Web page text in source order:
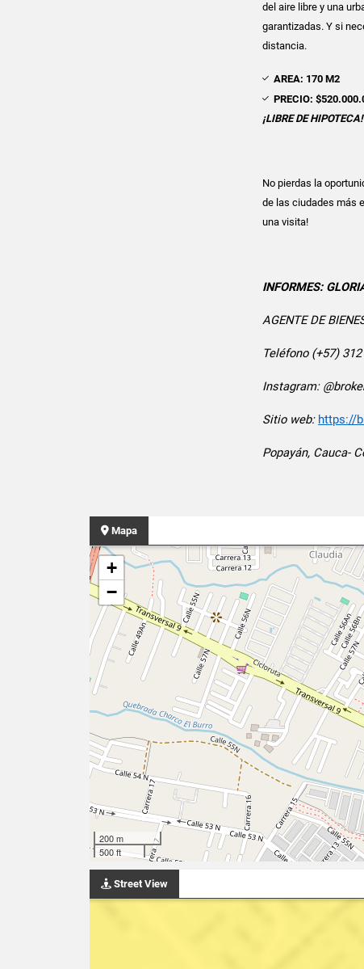
del aire libre y una
garantizadas. Y si
distancia.
AREA: 170 M2
PRECIO:
¡LIBRE DE HIPOTECA!
No pierdas la
de las ciudades más
una visita!
INFORMES:
AGENTE DE
Teléfono (+57)
Instagram:
Sitio web: https://
Popayán, Cauca-
Mapa
+
−
200 m
500 ft
Street View